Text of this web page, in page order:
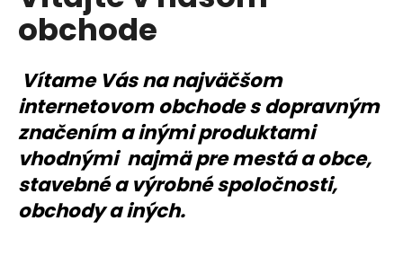
h
d
e
obchode
Vítame Vás na najväčšom
internetovom obchode s dopravným
značením a inými produktami
vhodnými najmä pre mestá a obce,
stavebné a výrobné spoločnosti,
obchody a iných.
O
d
p
o
r